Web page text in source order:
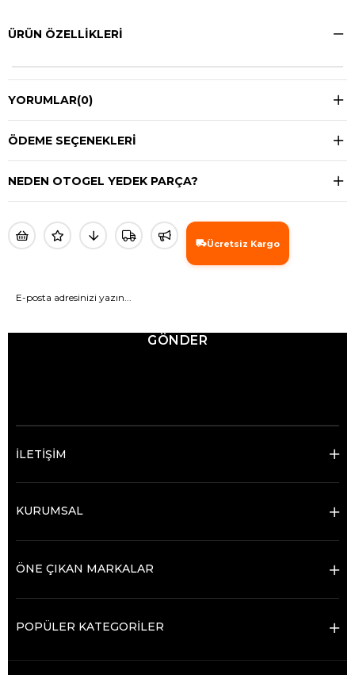
ÜRÜN ÖZELLIKLERI
YORUMLAR(0)
ÖDEME SEÇENEKLERI
NEDEN OTOGEL YEDEK PARÇA?
Ücretsiz Kargo
GÖNDER
İLETİŞİM
KURUMSAL
ÖNE ÇIKAN MARKALAR
POPÜLER KATEGORİLER